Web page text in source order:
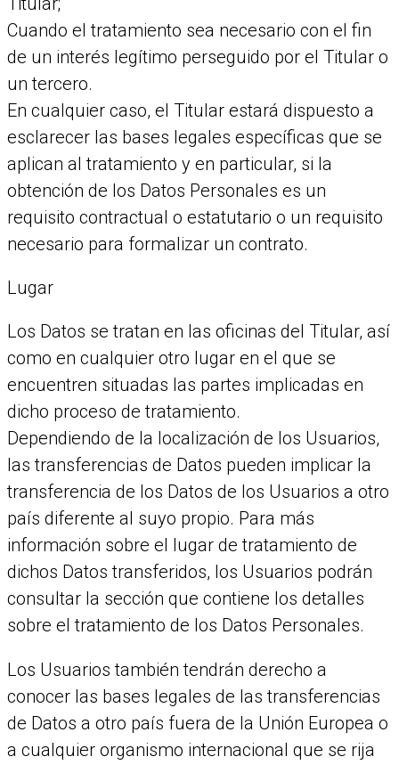
Cuando el tratamiento sea necesario con el fin
de un interés legítimo perseguido por el Titular o
un tercero.
En cualquier caso, el Titular estará dispuesto a
esclarecer las bases legales específicas que se
aplican al tratamiento y en particular, si la
obtención de los Datos Personales es un
requisito contractual o estatutario o un requisito
necesario para formalizar un contrato.
Lugar
Los Datos se tratan en las oficinas del Titular, así
como en cualquier otro lugar en el que se
encuentren situadas las partes implicadas en
dicho proceso de tratamiento.
Dependiendo de la localización de los Usuarios,
las transferencias de Datos pueden implicar la
transferencia de los Datos de los Usuarios a otro
país diferente al suyo propio. Para más
información sobre el lugar de tratamiento de
dichos Datos transferidos, los Usuarios podrán
consultar la sección que contiene los detalles
sobre el tratamiento de los Datos Personales.
Los Usuarios también tendrán derecho a
conocer las bases legales de las transferencias
de Datos a otro país fuera de la Unión Europea o
a cualquier organismo internacional que se rija